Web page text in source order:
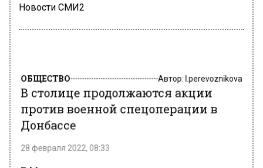
Новости СМИ2
В столице продолжаются акции
против военной спецоперации в
Донбассе